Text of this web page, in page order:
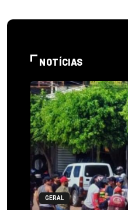
NOTÍCIAS
GERAL